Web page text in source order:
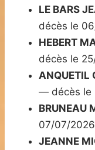
LE BARS
décès le
HEBERT
décès le
ANQUETIL
— décès le
BRUNEAU
07/07/2026
JEANNE